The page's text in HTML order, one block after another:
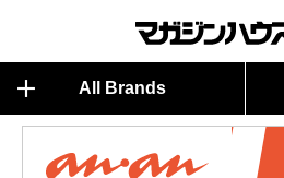
All Brands